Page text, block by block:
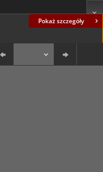
Pokaż szczegóły